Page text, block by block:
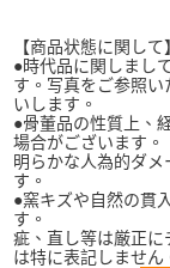
【商品状態に関して
●時代品に関しまし
す。写真をご参照
いします。
●骨董品の性質上、
場合がございます。
明らかな人為的ダ
す。
●窯キズや自然の貫
す。
疵、直し等は厳正
は特に表記しません